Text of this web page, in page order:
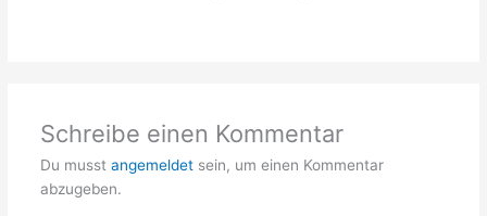
Schreibe einen Kommentar
Du musst angemeldetsein, um einen Kommentar
abzugeben.